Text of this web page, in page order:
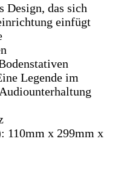
Design, das sich
einfügt
Legende im
110mm x 299mm x